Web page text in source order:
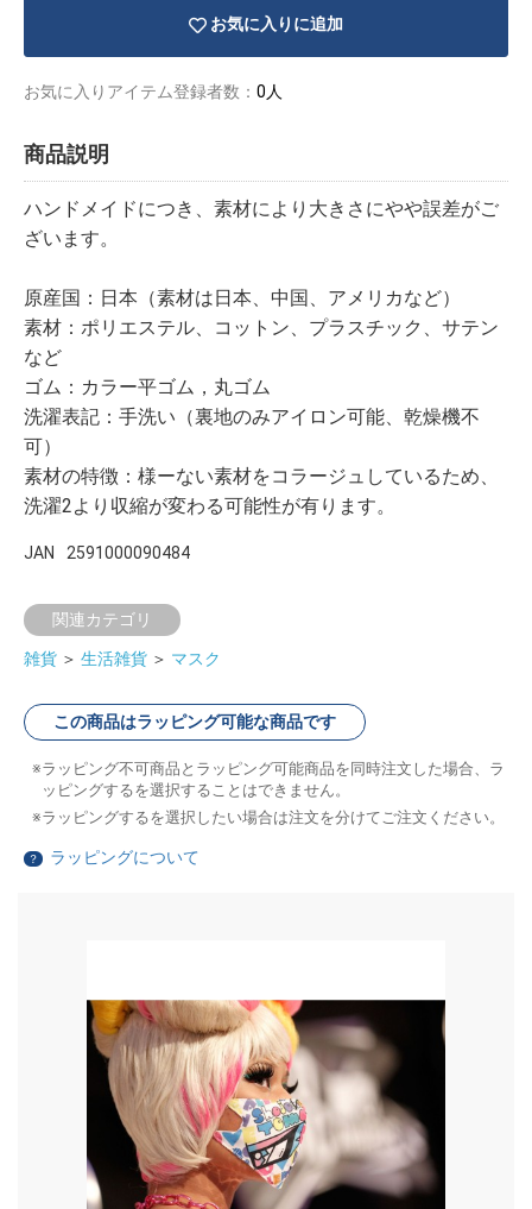
お気に入りに追加
お気に入りアイテム登録者数： 0人
商品説明
ハンドメイドにつき、素材により大きさにやや誤差がご
ざいます。
原産国：日本（素材は日本、中国、アメリカなど）
素材：ポリエステル、コットン、プラスチック、サテン
など
ゴム：カラー平ゴム，丸ゴム
洗濯表記：手洗い（裏地のみアイロン可能、乾燥機不
可）
素材の特徴：様ーない素材をコラージュしているため、
洗濯2より収縮が変わる可能性が有ります。
JAN 2591000090484
関連カテゴリ
雑貨 ＞ 生活雑貨 ＞ マスク
この商品はラッピング可能な商品です
ラッピング不可商品とラッピング可能商品を同時注文した場合、ラ
ッピングするを選択することはできません。
ラッピングするを選択したい場合は注文を分けてご注文ください。
？ ラッピングについて
イラストレ
アダルトグ